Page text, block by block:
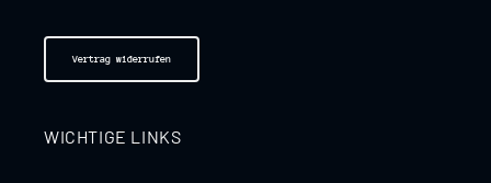
Vertrag widerrufen
WICHTIGE LINKS